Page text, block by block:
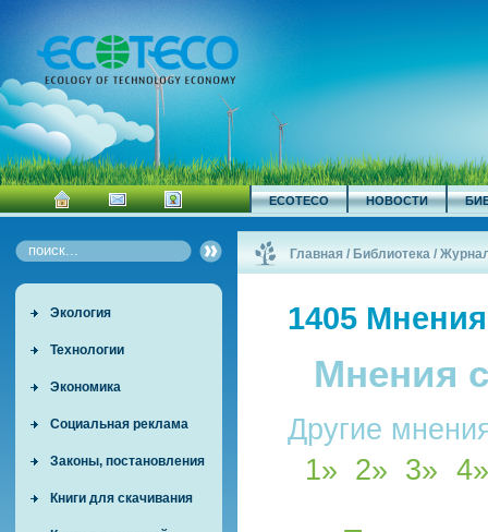
ECOTECO НОВОСТИ
Экология
Технологии
Экономика
Социальная реклама
Законы, постановления
Книги для скачивания
Главная / Библиотека /
1405
Мнения
Другие
1» 2» 3» 4»